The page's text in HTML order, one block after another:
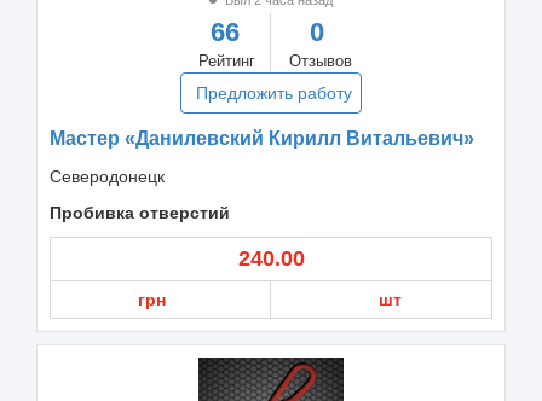
66
Рейтинг
0
Отзывов
Предложить работу
Мастер «Данилевский Кирилл Витальевич»
Северодонецк
Пробивка отверстий
240.00
грн шт